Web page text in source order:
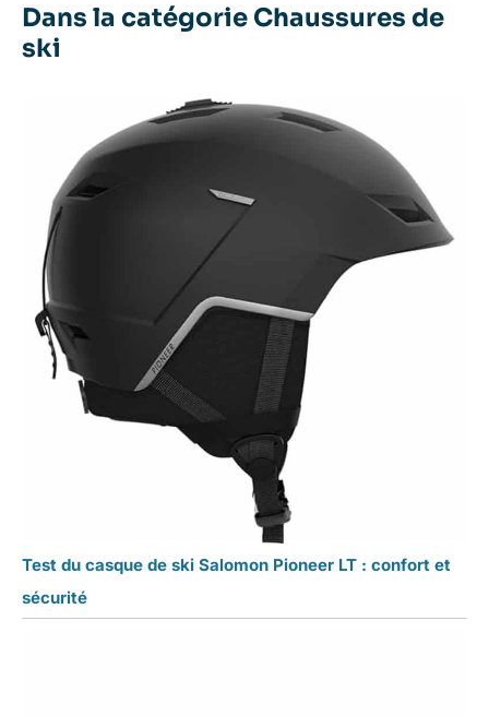
Dans la catégorie Chaussures de
ski
Test du casque de ski Salomon Pioneer LT : confort et
sécurité